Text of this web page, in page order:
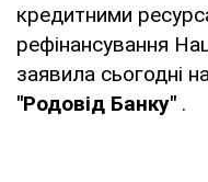
кредитними
рефінансування
заявила сьогодні
"Родовід Банку" .